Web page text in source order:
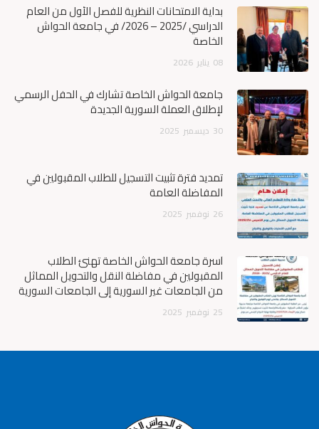
بداية الامتحانات النظرية للفصل الأول من العام
الدراسي /2025 – 2026/ في جامعة الحواش
الخاصة
08 يناير 2026
جامعة الحواش الخاصة تشارك في الحفل الرسمي
لإطلاق العملة السورية الجديدة
30 ديسمبر 2025
تمديد فترة تثبيت التسجيل للطلاب المقبولين في
المفاضلة العامة
26 نوفمبر 2025
أسرة جامعة الحواش الخاصة تهنئ الطلاب
المقبولين في مفاضلة النقل والتحويل المماثل
من الجامعات غير السورية إلى الجامعات السورية
25 نوفمبر 2025